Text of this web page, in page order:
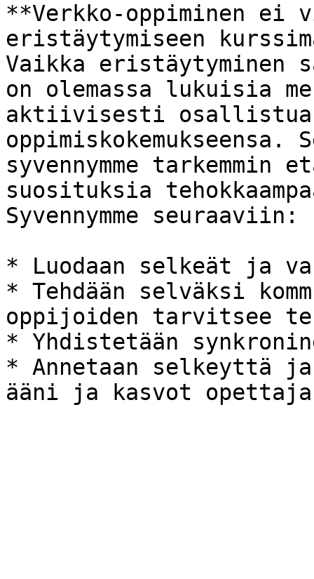
**Verkko-oppiminen
eristäytymiseen
Vaikka eristäytyminen
on olemassa lukuisia
aktiivisesti osallistua
oppimiskokemukseensa.
syvennymme tarkemmin
suosituksia
Syvennymme seuraaviin:
* Luodaan selkeät ja
* Tehdään selväksi
oppijoiden tarvitsee
* Yhdistetään
* Annetaan selkeyttä